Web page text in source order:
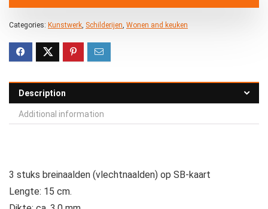
Categories: Kunstwerk, Schilderijen, Wonen and keuken
Description
Additional information
3 stuks breinaalden (vlechtnaalden) op SB-kaart
Lengte: 15 cm.